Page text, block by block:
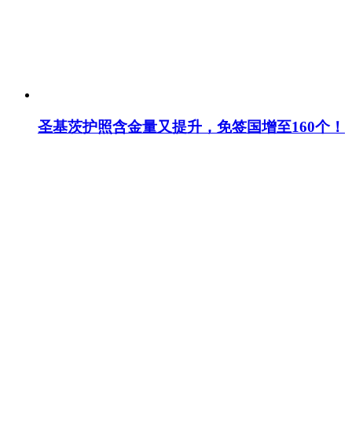
圣基茨护照含金量又提升，免签国增至160个！